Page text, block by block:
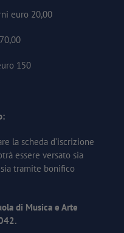
euro 20,00
150
la scheda d’iscrizione
essere versato sia
tramite bonifico
di Musica e Arte